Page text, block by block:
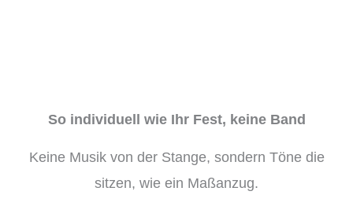
So individuell wie Ihr Fest, keine Band
Keine Musik von der Stange, sondern Töne die
sitzen, wie ein Maßanzug.